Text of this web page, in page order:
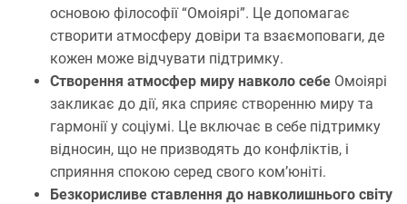
основою філософії “Омоіярі”. Це допомагає
створити атмосферу довіри та взаємоповаги, де
кожен може відчувати підтримку.
Створення атмосфер миру навколо себе Омоіярі
закликає до дії, яка сприяє створенню миру та
гармонії у соціумі. Це включає в себе підтримку
відносин, що не призводять до конфліктів, і
сприяння спокою серед свого ком’юніті.
Безкорисливе ставлення до навколишнього світу